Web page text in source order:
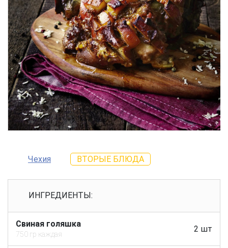
Чехия ВТОРЫЕ БЛЮДА
ИНГРЕДИЕНТЫ:
Свиная голяшка
750 гр каждая
2 шт